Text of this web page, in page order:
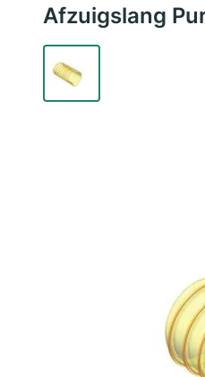
Afzuigslang